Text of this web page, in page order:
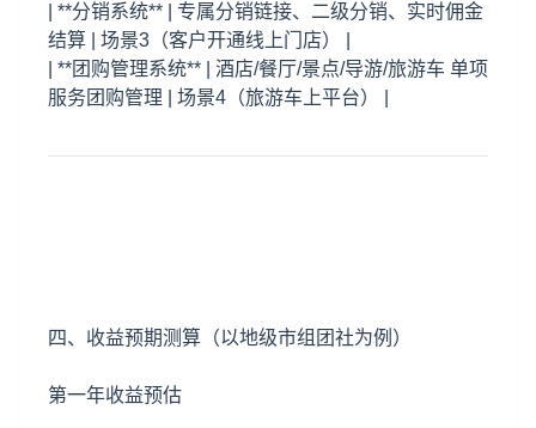
| **分销系统** | 专属分销链接、二级分销、实时佣金
结算 | 场景3（客户开通线上门店） |
| **团购管理系统** | 酒店/餐厅/景点/导游/旅游车 单项
服务团购管理 | 场景4（旅游车上平台） |
四、收益预期测算（以地级市组团社为例）
第一年收益预估